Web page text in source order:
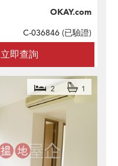
立即查詢
OKAY.com
C-036846 (已驗證)
2 1